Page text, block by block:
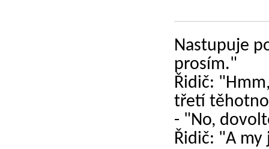
Nastupuje
prosím."
Řidič:
třetí
- "No,
Řidič: "A my